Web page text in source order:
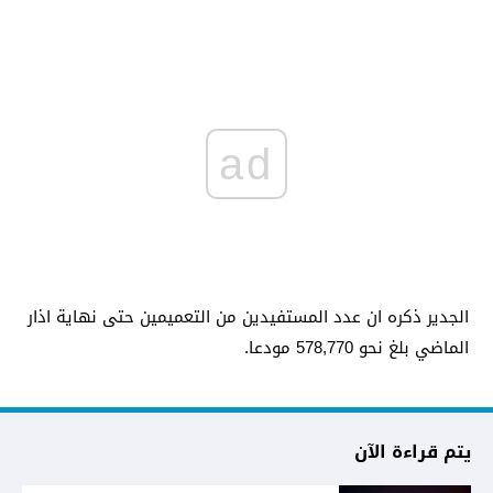
ad
الجدير ذكره ان عدد المستفيدين من التعميمين حتى نهاية اذار
الماضي بلغ نحو 578,770 مودعا.
يتم قراءة الآن